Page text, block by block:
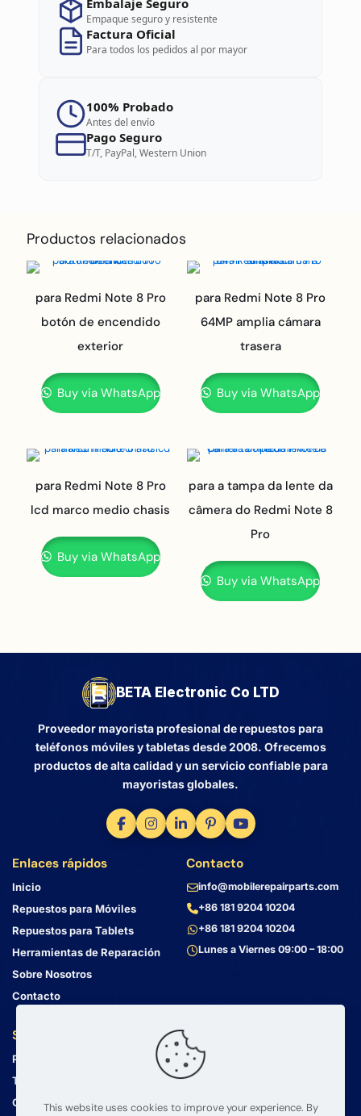
Embalaje Seguro
Empaque seguro y resistente
Factura Oficial
Para todos los pedidos al por mayor
100% Probado
Antes del envío
Pago Seguro
T/T, PayPal, Western Union
Productos relacionados
para Redmi Note 8 Pro
botón de encendido
exterior
Buy via WhatsApp
para Redmi Note 8 Pro
64MP amplia cámara
trasera
Buy via WhatsApp
para Redmi Note 8 Pro
lcd marco medio chasis
Buy via WhatsApp
para a tampa da lente da
câmera do Redmi Note 8
Pro
Buy via WhatsApp
BETA Electronic Co LTD
Proveedor mayorista profesional de repuestos para
teléfonos móviles y tabletas desde 2008. Ofrecemos
productos de alta calidad y un servicio confiable para
mayoristas globales.
Enlaces rápidos
Inicio
Repuestos para Móviles
Repuestos para Tablets
Herramientas de Reparación
Sobre Nosotros
Contacto
Servicio al Cliente
Política de Privacidad
Términos y Condiciones
Guía de Envío
Contacto
info@mobilerepairparts.com
+86 181 9204 10204
+86 181 9204 10204
Lunes a Viernes 09:00 – 18:00
Dirección
Bin Jiang Xi Lu
Haizhu, Guangzhou
This website uses cookies to improve your experience. By